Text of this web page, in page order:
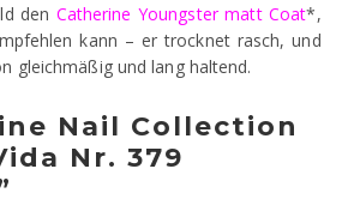
den Catherine Youngster matt Coat*,
kann – er trocknet rasch, und
gleichmäßig und lang haltend.
Nail Collection
Nr. 379